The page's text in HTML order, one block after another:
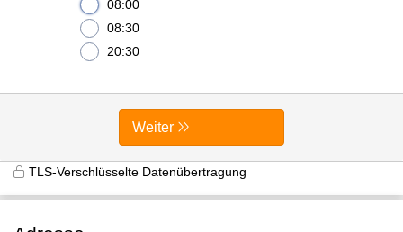
08:00
08:30
20:30
Weiter
TLS-Verschlüsselte Datenübertragung